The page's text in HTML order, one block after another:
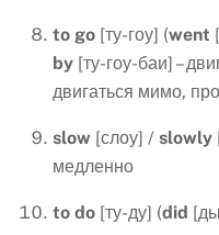
to go [ту-гоу] (went
by [ту-гоу-баи] –
двигаться мимо,
slow [слоу] / slowly
медленно
to do [ту-ду] (did